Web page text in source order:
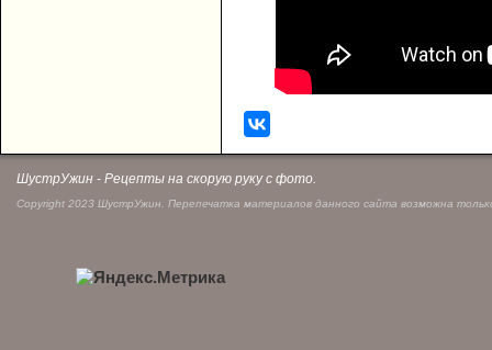
ШустрУжин - Рецепты на скорую руку с фото.
Copyright 2023 ШустрУжин. Перепечатка материалов данного сайта возможна